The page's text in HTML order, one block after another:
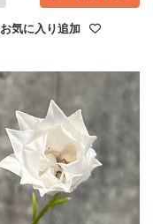
お気に入り追加